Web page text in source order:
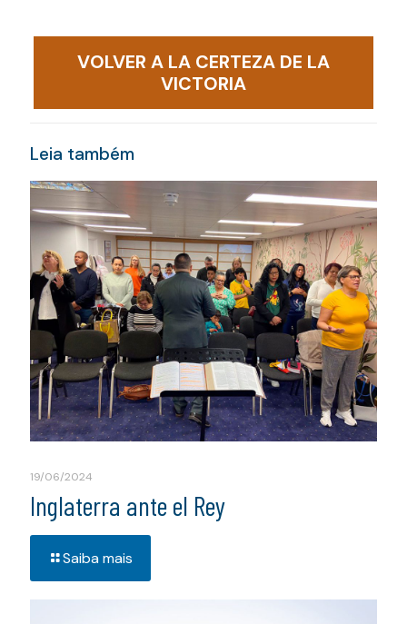
VOLVER A LA CERTEZA DE LA
VICTORIA
Leia também
19/06/2024
Inglaterra ante el Rey
Saiba mais